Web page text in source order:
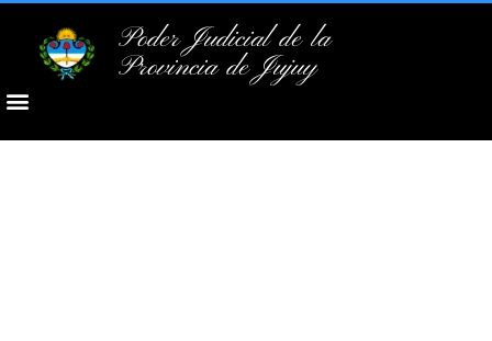
Poder Judicial de la
Provincia de Jujuy